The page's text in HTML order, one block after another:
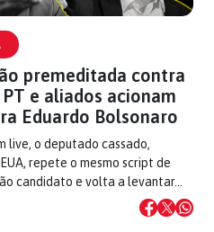
premeditada contra
PT e aliados acionam
Eduardo Bolsonaro
live, o deputado cassado,
repete o mesmo script de
candidato e volta a levantar…